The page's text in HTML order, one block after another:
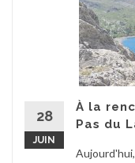
28
JUIN
À la
Pas du